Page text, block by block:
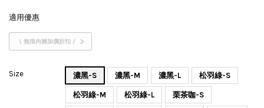
適用優惠
\ 無痕內褲加價折扣 /
Size 濃黑-S 濃黑-M 濃黑-L 松羽綠-S
松羽綠-M 松羽綠-L 栗茶咖-S